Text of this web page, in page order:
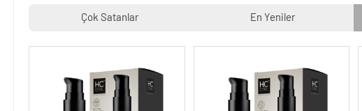
Çok Satanlar En Yeniler